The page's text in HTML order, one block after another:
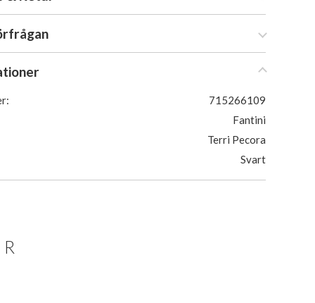
715266109
Fantini
Terri Pecora
Svart